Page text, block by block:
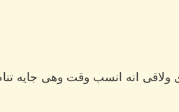
ولاقى انه انسب وقت وهى جايه